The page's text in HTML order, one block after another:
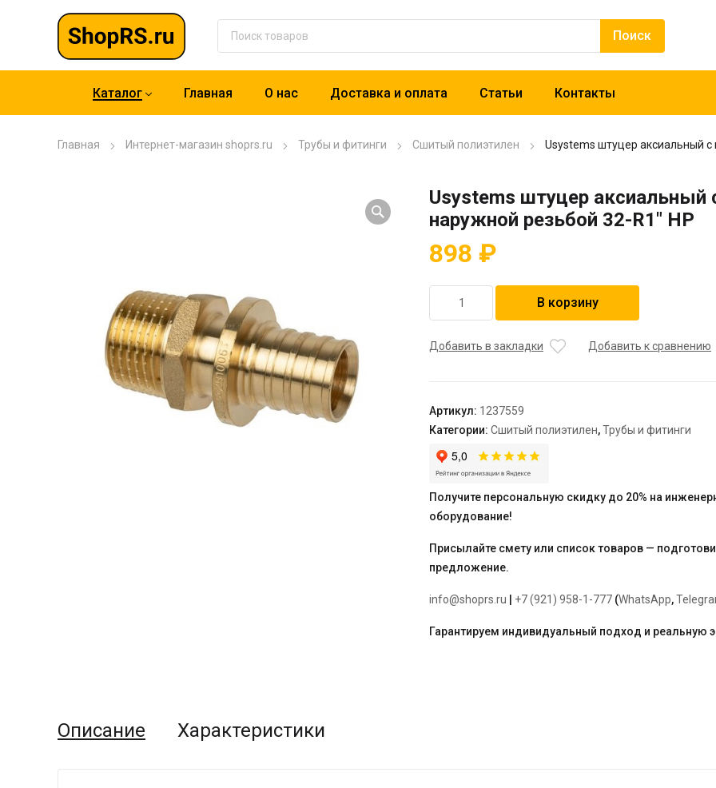
Каталог Главная О нас Доставка и оплата Статьи Контакты
Главная Интернет-магазин shoprs.ru Трубы и фитинги Сшитый полиэтилен Usystems штуцер аксиальный с
Usystems штуцер аксиальный
наружной резьбой 32-R1″ НР
898 ₽
товара
штуцер
резьбой
32-
R1"
НР
В корзину
Добавить в закладки Добавить к сравнению
Артикул: 1237559
Категории: Сшитый полиэтилен,Трубы и фитинги
Получите персональную скидку до 20% на
оборудование!
Присылайте смету или список товаров —
предложение.
info@shoprs.ru +7 (921) 958-1-777 (WhatsApp,
Гарантируем индивидуальный подход и реальную
Описание Характеристики